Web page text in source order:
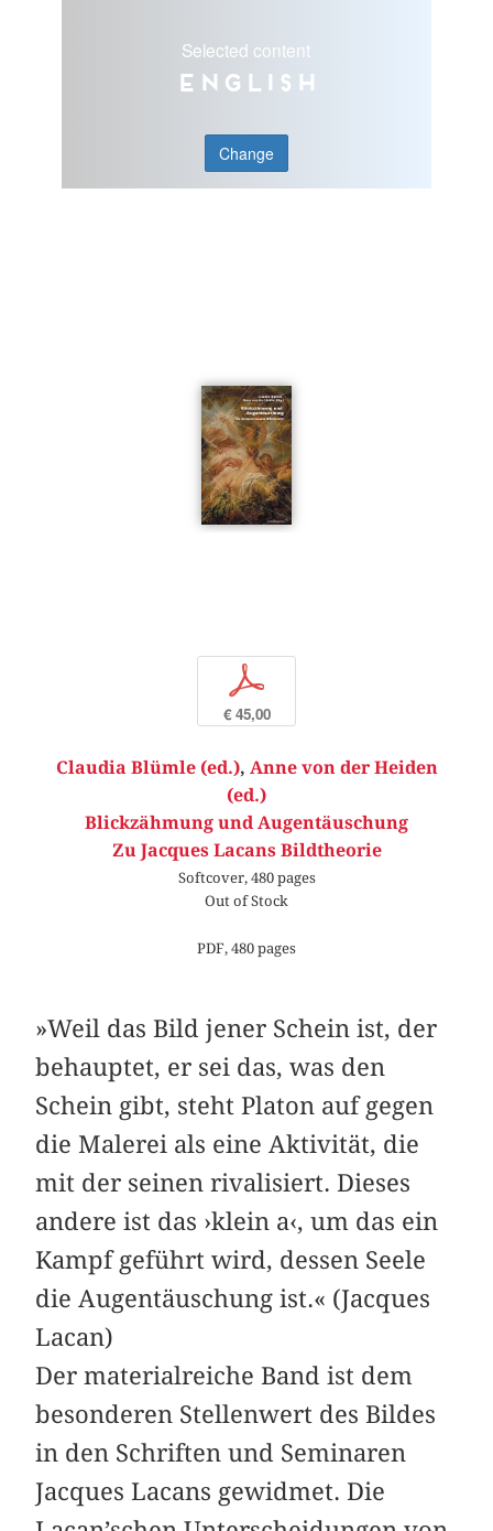
Selected content
English
Change
p
€ 45,00
Claudia Blümle (ed.), Anne von der Heiden
(ed.)
Blickzähmung und Augentäuschung
Zu Jacques Lacans Bildtheorie
Softcover, 480 pages
Out of Stock
PDF, 480 pages
»Weil das Bild jener Schein ist, der
behauptet, er sei das, was den
Schein gibt, steht Platon auf gegen
die Malerei als eine Aktivität, die
mit der seinen rivalisiert. Dieses
andere ist das ›klein a‹, um das ein
Kampf geführt wird, dessen Seele
die Augentäuschung ist.« (Jacques
Lacan)
Der materialreiche Band ist dem
besonderen Stellenwert des Bildes
in den Schriften und Seminaren
Jacques Lacans gewidmet. Die